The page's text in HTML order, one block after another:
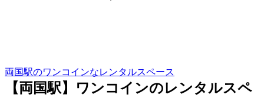
両国駅のワンコインなレンタルスペース
【両国駅】ワンコインのレンタルスペ